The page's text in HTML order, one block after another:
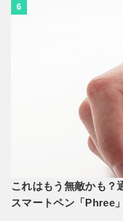
6
これはもう無敵かも？
スマートペン「Phree